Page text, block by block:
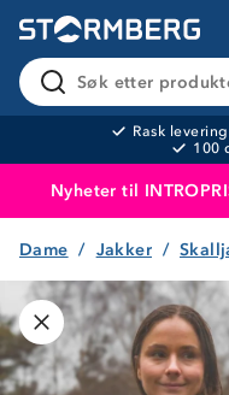
Søk etter
Rask levering
100
Nyheter til
Produktet er
Dame Jakker